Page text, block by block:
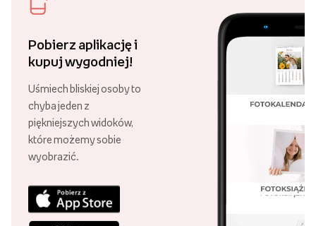
Pobierz aplikację i
kupuj wygodniej!
Uśmiech bliskiej osoby to
chyba jeden z
piękniejszych widoków,
które możemy sobie
wyobrazić.